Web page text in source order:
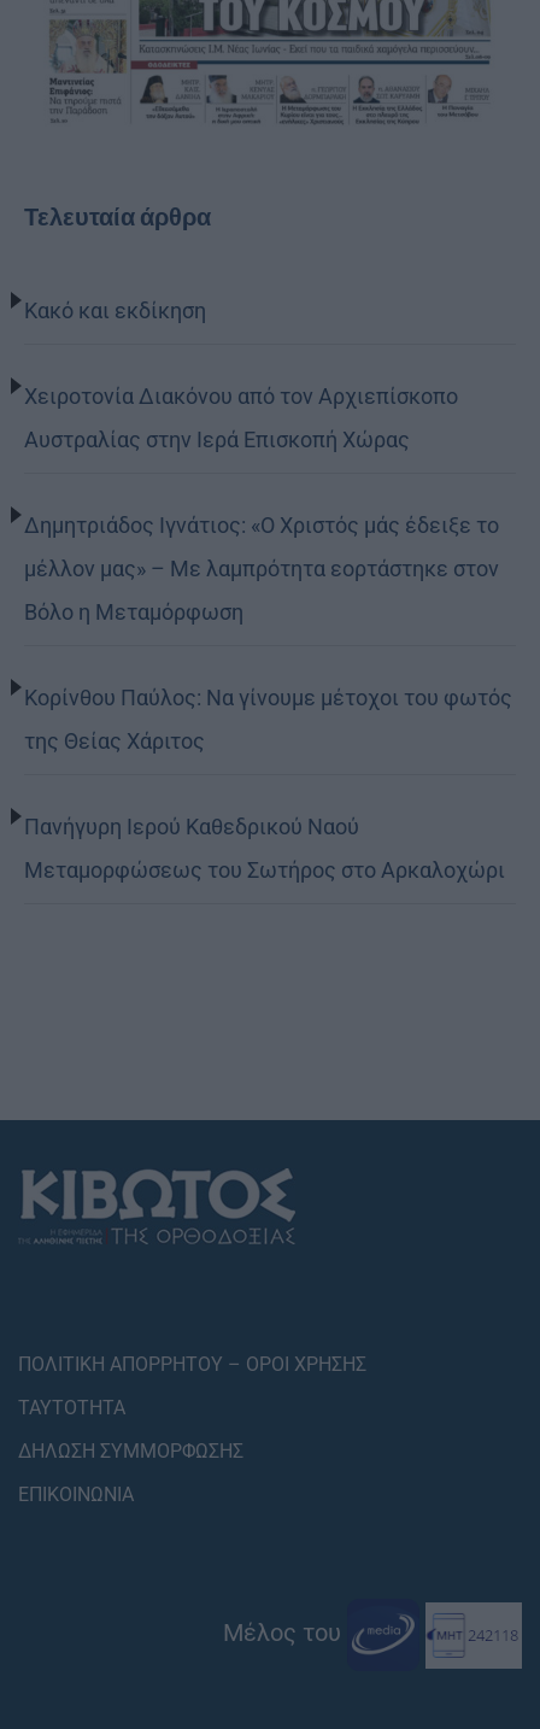
Τελευταία άρθρα
Κακό και εκδίκηση
Χειροτονία Διακόνου από τον Αρχιεπίσκοπο
Αυστραλίας στην Ιερά Επισκοπή Χώρας
Δημητριάδος Ιγνάτιος: «Ο Χριστός μάς έδειξε το
μέλλον μας» – Με λαμπρότητα εορτάστηκε στον
Βόλο η Μεταμόρφωση
Κορίνθου Παύλος: Να γίνουμε μέτοχοι του φωτός
της Θείας Χάριτος
Πανήγυρη Ιερού Καθεδρικού Ναού
Μεταμορφώσεως του Σωτήρος στο Αρκαλοχώρι
ΠΟΛΙΤΙΚΗ ΑΠΟΡΡΗΤΟΥ – ΟΡΟΙ ΧΡΗΣΗΣ
ΤΑΥΤΟΤΗΤΑ
ΔΗΛΩΣΗ ΣΥΜΜΟΡΦΩΣΗΣ
ΕΠΙΚΟΙΝΩΝΙΑ
Μέλος του